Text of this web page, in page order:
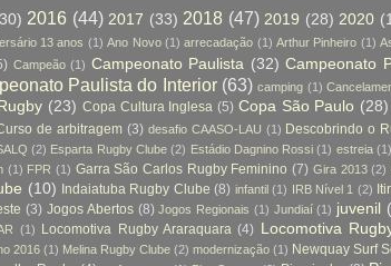
2016 (44) 2017 (33) 2018 (47) 2019 (28) 2020
13 anos (1) Ano Novo (1) arrecadação (1) Arthur Pinheiro (1)
Campeão (1) Campeonato Paulista (32) Campeonato
Paulista do Interior (63) camping (1)
(23) Copa Cultura Inglesa (5) Copa São Paulo (28)
de arbitragem (3) desafio CAASO-LAU (1) Descobrindo o
(2) Esparta Rugby Clube (2) Estádio Dagnino Rossi (1) estreia (1)
(1) FPR (1) Garra São Carlos Rugby Feminino (7) Gira 2013 (2)
(10) Indaiatuba Rugby Clube (8) infantil (1) IRB Nível 1 (2)
(3) Jogos Abertos (8) Jogos Regionais (1) Jundiaí (1) juvenil
(1) Locomotiva Rugby Araraquara (4) Locomotiva
2016 (1) Melina Rugby Clube (2) modernização (1) Newquay Surf